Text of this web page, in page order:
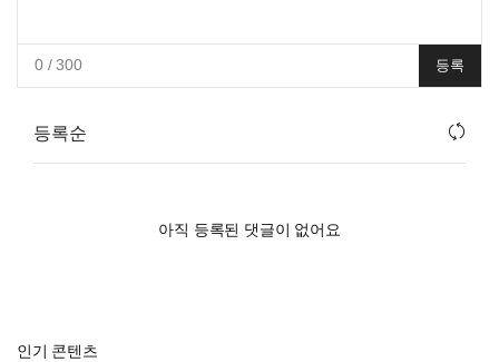
0/ 300 등록
등록순
아직 등록된 댓글이 없어요
인기 콘텐츠